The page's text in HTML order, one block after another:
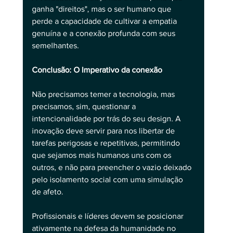
ganha "direitos", mas o ser humano que
perde a capacidade de cultivar a empatia
genuína e a conexão profunda com seus
semelhantes.
Conclusão: O Imperativo da conexão
Não precisamos temer a tecnologia, mas
precisamos, sim, questionar a
intencionalidade por trás do seu design. A
inovação deve servir para nos libertar de
tarefas perigosas e repetitivas, permitindo
que sejamos mais humanos uns com os
outros, e não para preencher o vazio deixado
pelo isolamento social com uma simulação
de afeto.
Profissionais e líderes devem se posicionar
ativamente na defesa da humanidade no